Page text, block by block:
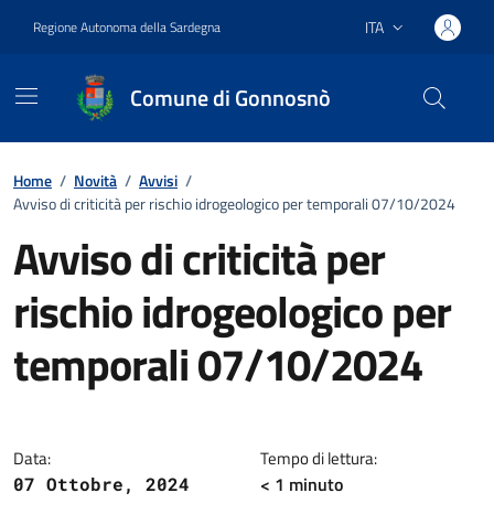
Regione Autonoma della Sardegna Lingua attiva:
ITA
Comune di Gonnosnò
Home / Novità / Avvisi /
Avviso di criticità per rischio idrogeologico per temporali 07/10/2024
Avviso di criticità per
rischio idrogeologico per
temporali 07/10/2024
Data:
07 Ottobre, 2024
Tempo di lettura:
< 1 minuto